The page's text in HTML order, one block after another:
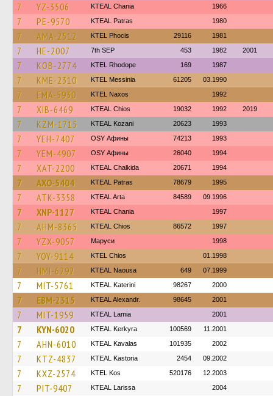
7 YZ-3506 KTEAL Chania 1966
7 PE-9570 KTEAL Patras 1980
7 AMA-2512 ΚΤΕL Phocis 29116 1981
7 HE-2007 7th SEP 453 1982 2001
7 KOB-2774 KTEL Rhodope 169 1987
7 KME-2310 KTEL Messinia 61205 03.1990
7 EMA-5930 KTEL Naxos 1992
7 XIB-6469 KTEAL Chios 19032 1992 2019
7 KZM-1715 KTEAL Kozani 20623 1993
7 YEH-7407 OSY Афины 74213 1993
7 YEM-4907 OSY Афины 26040 1994
7 XAT-2200 KTEAL Chalkida 20671 1994
7 AXO-5404 KTEAL Patras 78679 1995
7 ATK-3358 KTEAL Arta 84589 09.1996
7 XNP-1127 KTEAL Chania 1997
7 AHM-8365 KTEAL Chios 86572 1997
7 YZX-9057 Маруси 1998
7 YOY-9114 KTEL Chios 01.1998
7 HMI-6292 KTEAL Naousa 649 07.1999
7 MIT-5761 KTEAL Katerini 98267 2000
7 EBM-2315 KTEAL Alexandr. 98645 2001
7 MIT-1959 KTEAL Lamia 2001
7 KYN-6020 KTEAL Kerkyra 100569 11.2001
7 AHN-6010 KTEAL Kavalas 101935 2002
7 KTZ-4837 KTEAL Kastoria 2454 09.2002
7 KXZ-2574 KTEL Kos 520176 12.2003
7 PIT-9407 KTEAL Larissa 2004